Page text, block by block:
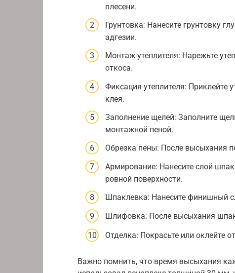
плесени.
Грунтовка: Нанесите грунтовку
адгезии.
Монтаж утеплителя: Нарежьте
откоса.
Фиксация утеплителя: Приклейте
клея.
Заполнение щелей: Заполните
монтажной пеной.
Обрезка пены: После высыхания
Армирование: Нанесите слой
ровной поверхности.
Шпаклевка: Нанесите финишный
Шлифовка: После высыхания
Отделка: Покрасьте или оклейте
Важно помнить, что время высыхания